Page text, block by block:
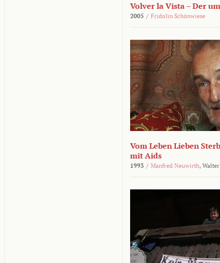
Volver la Vista – Der
2005 / Fridolin Schönwiese
Vom Leben Lieben
mit Aids
1993 / Manfred Neuwirth,